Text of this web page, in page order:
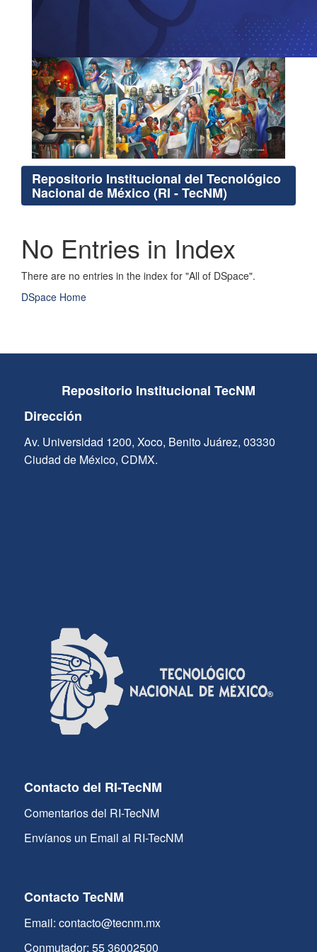
Repositorio Institucional del Tecnológico
Nacional de México (RI - TecNM)
No Entries in Index
There are no entries in the index for "All of DSpace".
DSpace Home
Repositorio Institucional TecNM
Dirección
Av. Universidad 1200, Xoco, Benito Juárez, 03330
Ciudad de México, CDMX.
Contacto del RI-TecNM
Comentarios del RI-TecNM
Envíanos un Email al RI-TecNM
Contacto TecNM
Email: contacto@tecnm.mx
Conmutador: 55 36002500